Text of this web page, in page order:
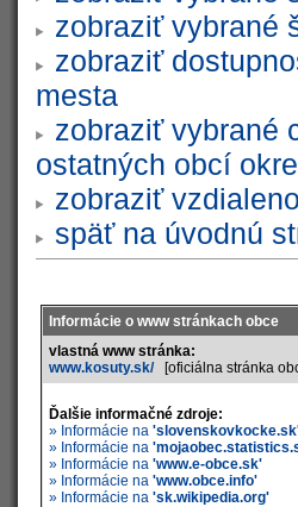
zobraziť vybrané
zobraziť
mesta
zobraziť vybrané
ostatných obcí
zobraziť
späť na úvodnú
Informácie o www stránkach obce
vlastná www stránka:
www.kosuty.sk/[oficiálna stránka
Ďalšie informačné zdroje:
» Informácie na
» Informácie na
» Informácie na 'www.e-obce.sk'
» Informácie na 'www.obce.info'
» Informácie na 'sk.wikipedia.org'